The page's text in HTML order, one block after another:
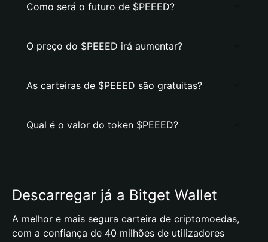
Como será o futuro de $PEEED?
O preço do $PEEED irá aumentar?
As carteiras de $PEEED são gratuitas?
Qual é o valor do token $PEEED?
Descarregar já a Bitget Wallet
A melhor e mais segura carteira de criptomoedas,
com a confiança de 40 milhões de utilizadores